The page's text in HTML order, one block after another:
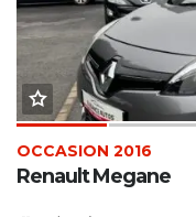
OCCASION 2016
Renault Megane